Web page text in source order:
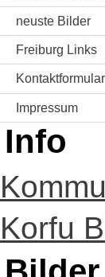
neuste Bilder
Freiburg Links
Kontaktformular
Impressum
Info
Korfu